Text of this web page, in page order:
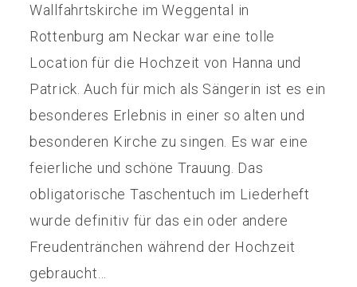
Wallfahrtskirche im Weggental in
Rottenburg am Neckar war eine tolle
Location für die Hochzeit von Hanna und
Patrick. Auch für mich als Sängerin ist es ein
besonderes Erlebnis in einer so alten und
besonderen Kirche zu singen. Es war eine
feierliche und schöne Trauung. Das
obligatorische Taschentuch im Liederheft
wurde definitiv für das ein oder andere
Freudentränchen während der Hochzeit
gebraucht…